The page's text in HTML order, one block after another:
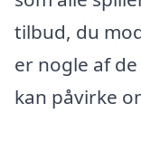
tilbud, du
er nogle af
kan påvirke